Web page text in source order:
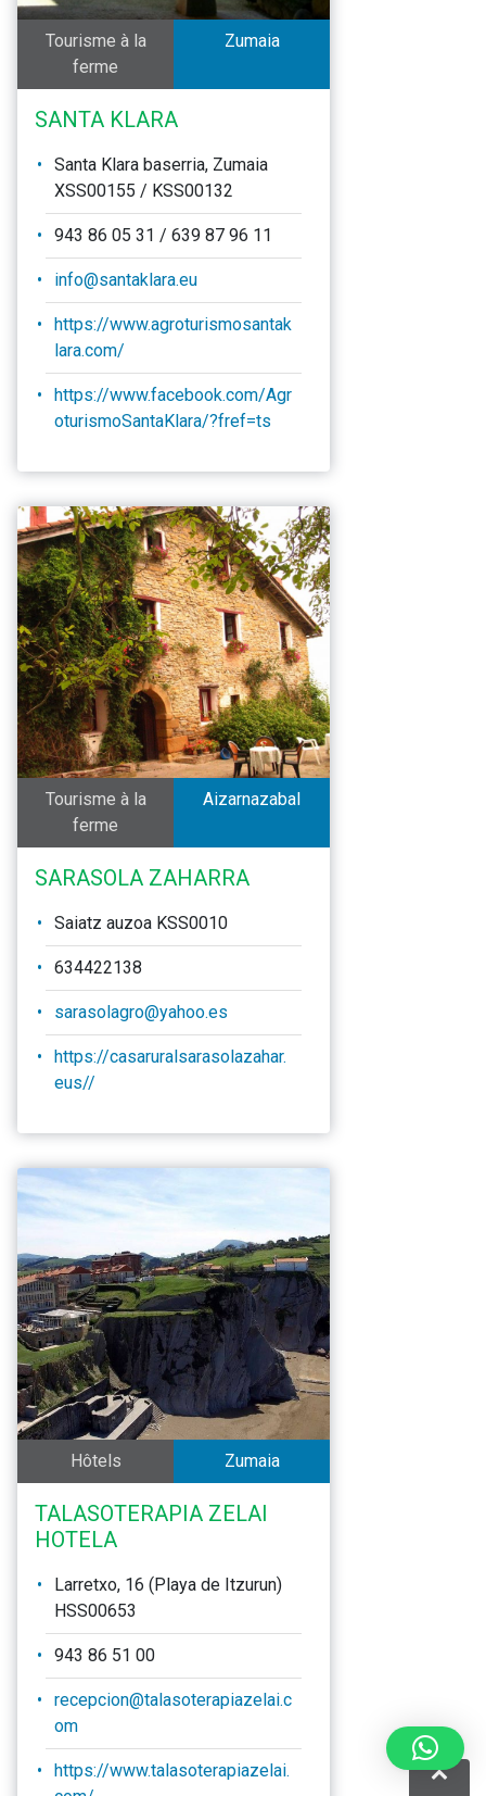
Tourisme à la
ferme
Zumaia
SANTA KLARA
Santa Klara baserria, Zumaia
XSS00155 / KSS00132
943 86 05 31 / 639 87 96 11
info@santaklara.eu
https://www.agroturismosantak
lara.com/
https://www.facebook.com/Agr
oturismoSantaKlara/?fref=ts
Tourisme à la
ferme
Aizarnazabal
SARASOLA ZAHARRA
Saiatz auzoa KSS0010
634422138
sarasolagro@yahoo.es
https://casaruralsarasolazahar.
eus//
Hôtels Zumaia
TALASOTERAPIA ZELAI
HOTELA
Larretxo, 16 (Playa de Itzurun)
HSS00653
943 86 51 00
recepcion@talasoterapiazelai.c
om
https://www.talasoterapiazelai.